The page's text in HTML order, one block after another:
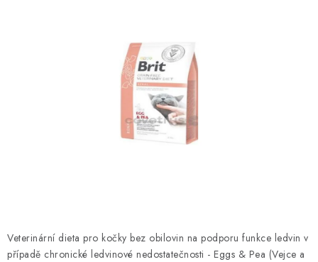
KRÁLÍCI/HLODAVCI/PTÁCI
Podmínky ochrany osobních údajů
Veterinární dieta pro kočky bez obilovin na podporu funkce ledvin v
případě chronické ledvinové nedostatečnosti - Eggs & Pea (Vejce a